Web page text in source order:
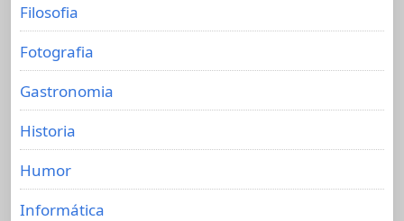
Filosofia
Fotografia
Gastronomia
Historia
Humor
Informática